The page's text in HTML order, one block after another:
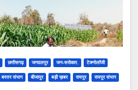
छत्तीसगढ़ जगदलपुर जन-सरोकार. टेक्नोलॉजी
बस्तर संभाग बीजापुर बड़ी ख़बर रायपुर रायपुर संभाग